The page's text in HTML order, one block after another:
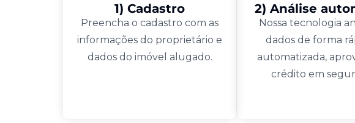
1) Cadastro
Preencha o cadastro com as
informações do proprietário e
dados do imóvel alugado.
2) Análise
Nossa tecnologia
dados de forma
automatizada,
crédito em